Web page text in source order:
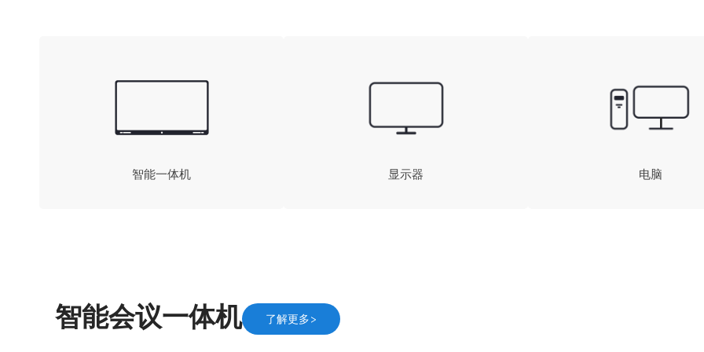
智能一体机 显示器 电脑
智能会议一体机 了解更多>